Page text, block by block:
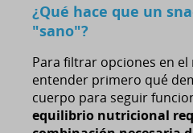
¿Qué hace que un
"sano"?
Para filtrar opciones en
entender primero qué
cuerpo para seguir
equilibrio nutricional